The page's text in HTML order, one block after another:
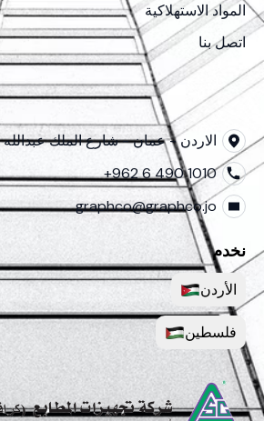
المواد الاستهلاكية
اتصل بنا
الاردن - عمان - شارع الملك عبدالله
+962 6 490 1010
graphco@graphco.jo
نخدم
الأردن
فلسطين